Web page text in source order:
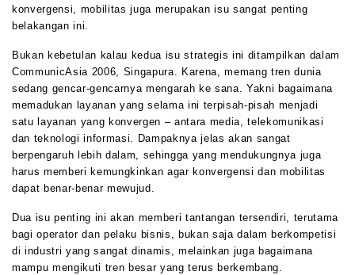
konvergensi, mobilitas juga merupakan isu sangat penting
belakangan ini.
Bukan kebetulan kalau kedua isu strategis ini ditampilkan dalam
CommunicAsia 2006, Singapura. Karena, memang tren dunia
sedang gencar-gencarnya mengarah ke sana. Yakni bagaimana
memadukan layanan yang selama ini terpisah-pisah menjadi
satu layanan yang konvergen – antara media, telekomunikasi
dan teknologi informasi. Dampaknya jelas akan sangat
berpengaruh lebih dalam, sehingga yang mendukungnya juga
harus memberi kemungkinkan agar konvergensi dan mobilitas
dapat benar-benar mewujud.
Dua isu penting ini akan memberi tantangan tersendiri, terutama
bagi operator dan pelaku bisnis, bukan saja dalam berkompetisi
di industri yang sangat dinamis, melainkan juga bagaimana
mampu mengikuti tren besar yang terus berkembang.